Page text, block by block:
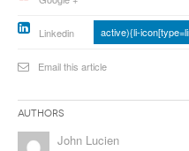
Linkedin active){li-
Email this article
Authors
John Lucien